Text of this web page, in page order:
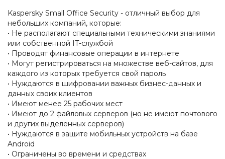
Kaspersky Small Office Security - отличный выбор для
небольших компаний, которые:
• Не располагают специальными техническими знаниями
или собственной IT-службой
• Проводят финансовые операции в интернете
• Могут регистрироваться на множестве веб-сайтов, для
каждого из которых требуется свой пароль
• Нуждаются в шифровании важных бизнес-данных и
данных своих клиентов
• Имеют менее 25 рабочих мест
• Имеют до 2 файловых серверов (но не имеют почтового
и других выделенных серверов)
• Нуждаются в защите мобильных устройств на базе
Android
• Ограничены во времени и средствах